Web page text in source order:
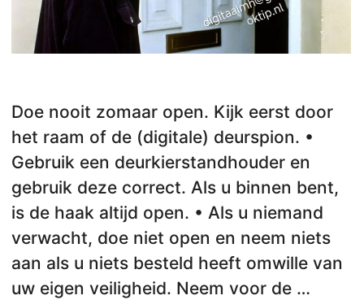
Doe nooit zomaar open. Kijk eerst door
het raam of de (digitale) deurspion. •
Gebruik een deurkierstandhouder en
gebruik deze correct. Als u binnen bent,
is de haak altijd open. • Als u niemand
verwacht, doe niet open en neem niets
aan als u niets besteld heeft omwille van
uw eigen veiligheid. Neem voor de …